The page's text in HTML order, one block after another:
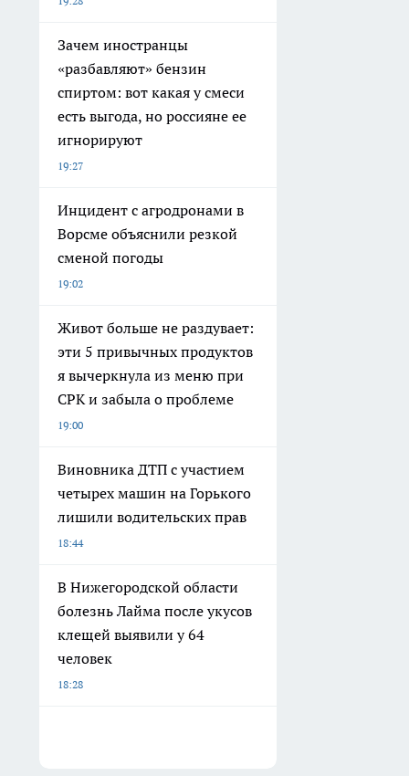
Зачем иностранцы
«разбавляют» бензин
спиртом: вот какая у смеси
есть выгода, но россияне ее
игнорируют
19:27
Инцидент с агродронами в
Ворсме объяснили резкой
сменой погоды
19:02
Живот больше не раздувает:
эти 5 привычных продуктов
я вычеркнула из меню при
СРК и забыла о проблеме
19:00
Виновника ДТП с участием
четырех машин на Горького
лишили водительских прав
18:44
В Нижегородской области
болезнь Лайма после укусов
клещей выявили у 64
человек
18:28